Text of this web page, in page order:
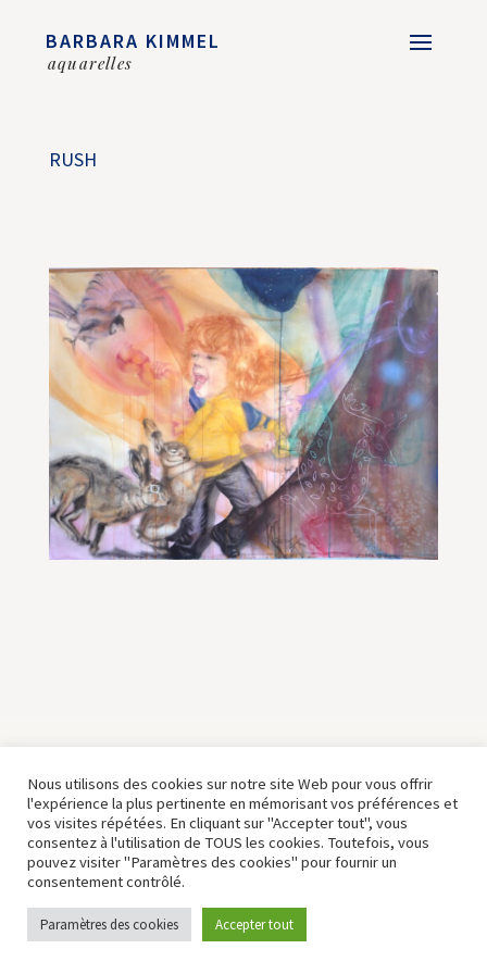
BARBARA KIMMEL
aquarelles
RUSH
MENTIONS LÉGALES ET CGU
POLITIQUE DE CONFIDENTIALITE
Nous utilisons des cookies sur notre site Web pour vous offrir
l'expérience la plus pertinente en mémorisant vos préférences et
vos visites répétées. En cliquant sur "Accepter tout", vous
consentez à l'utilisation de TOUS les cookies. Toutefois, vous
pouvez visiter "Paramètres des cookies" pour fournir un
consentement contrôlé.
Paramètres des cookies Accepter tout